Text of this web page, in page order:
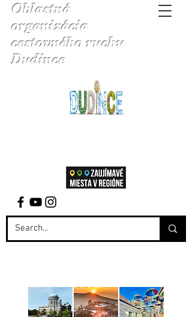
Oblastná
organizácia
cestovného ruchu
Dudince